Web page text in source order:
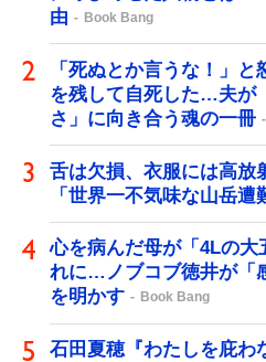
由
Book Bang
「死ぬとか言うな！」
を残して自死した…夫が
さ」に向き合う魂の一冊
舌は欠損、衣服には高
「世界一不気味な山岳遭
心を病んだ母が「4Lの
れに…ノブコブ徳井が「
を明かす
Book Bang
石田夏穂『わたしを庇わ